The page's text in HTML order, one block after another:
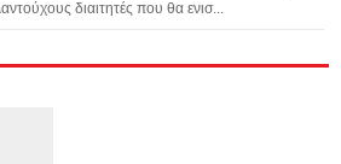
διαιτητές που θα ενισ...